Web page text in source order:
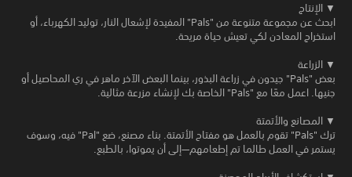
▼ الإنتاج
ابحث عن مجموعة متنوعة من "Pals" المفيدة لإشعال النار، توليد الكهرباء، أو
استخراج المعادن لكي تعيش حياة مريحة.
▼ الزراعة
بعض "Pals" جيدون في زراعة البذور، بينما البعض الآخر ماهر في ري المحاصيل أو
جنيها. اعمل معًا مع "Pals" الخاصة بك لإنشاء مزرعة مثالية.
▼ المصانع والأتمتة
ترك "Pals" تقوم بالعمل هو مفتاح الأتمتة. بناء مصنع، ضع "Pal" فيه، وسوف
يستمر في العمل طالما تم إطعامهم—إلى أن يموتوا، بالطبع.